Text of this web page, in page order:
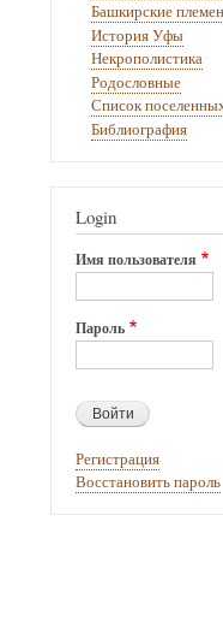
Башкирские
История Уфы
Некрополистика
Родословные
Список
Библиография
Login
Имя пользователя
Пароль
Регистрация
Восстановить пароль